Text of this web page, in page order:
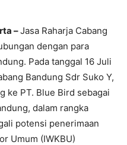
–Jasa Raharja Cabang
dengan para
Pada tanggal 16 Juli
Bandung Sdr Suko Y,
ke PT. Blue Bird sebagai
dalam rangka
potensi penerimaan
Umum (IWKBU)